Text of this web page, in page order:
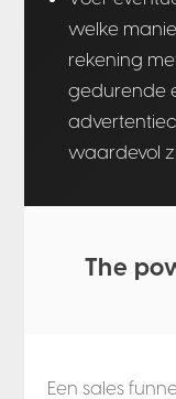
welke
rekening
gedurende
waardevol
The
Een sales